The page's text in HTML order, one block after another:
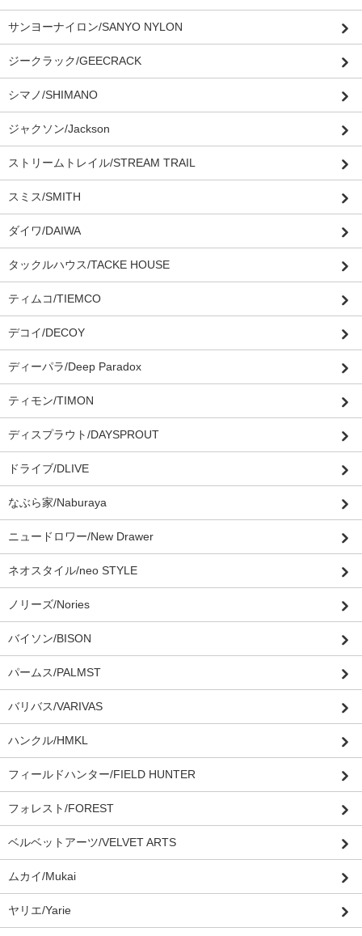
サンヨーナイロン/SANYO NYLON
ジークラック/GEECRACK
シマノ/SHIMANO
ジャクソン/Jackson
ストリームトレイル/STREAM TRAIL
スミス/SMITH
ダイワ/DAIWA
タックルハウス/TACKE HOUSE
ティムコ/TIEMCO
デコイ/DECOY
ディーパラ/Deep Paradox
ティモン/TIMON
ディスプラウト/DAYSPROUT
ドライブ/DLIVE
なぶら家/Naburaya
ニュードロワー/New Drawer
ネオスタイル/neo STYLE
ノリーズ/Nories
バイソン/BISON
パームス/PALMST
バリバス/VARIVAS
ハンクル/HMKL
フィールドハンター/FIELD HUNTER
フォレスト/FOREST
ベルベットアーツ/VELVET ARTS
ムカイ/Mukai
ヤリエ/Yarie